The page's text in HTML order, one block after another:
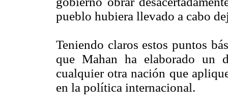
pueblo hubiera llevado a cabo
Teniendo claros estos puntos
que Mahan ha elaborado un
cualquier otra nación que
en la política internacional.